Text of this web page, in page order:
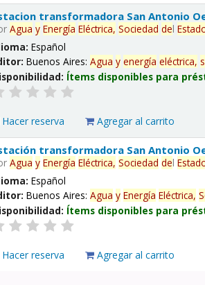
transformadora San Antonio
Agua y Energía Eléctrica, Sociedad del
Español
Buenos Aires:Agua y energía eléctrica,
Ítems disponibles para
Hacer reserva Agregar al carrito
transformadora San Antonio
Agua y Energía Eléctrica, Sociedad del
Español
Buenos Aires:Agua y Energía Eléctrica,
Ítems disponibles para
Hacer reserva Agregar al carrito